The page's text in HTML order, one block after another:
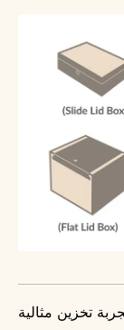
تخزين مثالية